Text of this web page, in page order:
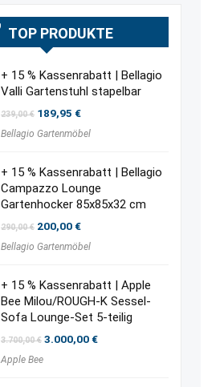
TOP PRODUKTE
+ 15 % Kassenrabatt | Bellagio
Valli Gartenstuhl stapelbar
239,00€ Ursprünglicher
war:
189,95 €Aktueller
ist:
Bellagio Gartenmöbel
+ 15 % Kassenrabatt | Bellagio
Campazzo Lounge
Gartenhocker 85x85x32 cm
290,00€ Ursprünglicher
war:
200,00€Aktueller
ist:
Bellagio Gartenmöbel
+ 15 % Kassenrabatt | Apple
Bee Milou/ROUGH-K Sessel-
Sofa Lounge-Set 5-teilig
3.700,00€ Ursprünglicher
3.000,00€Aktueller
Apple Bee